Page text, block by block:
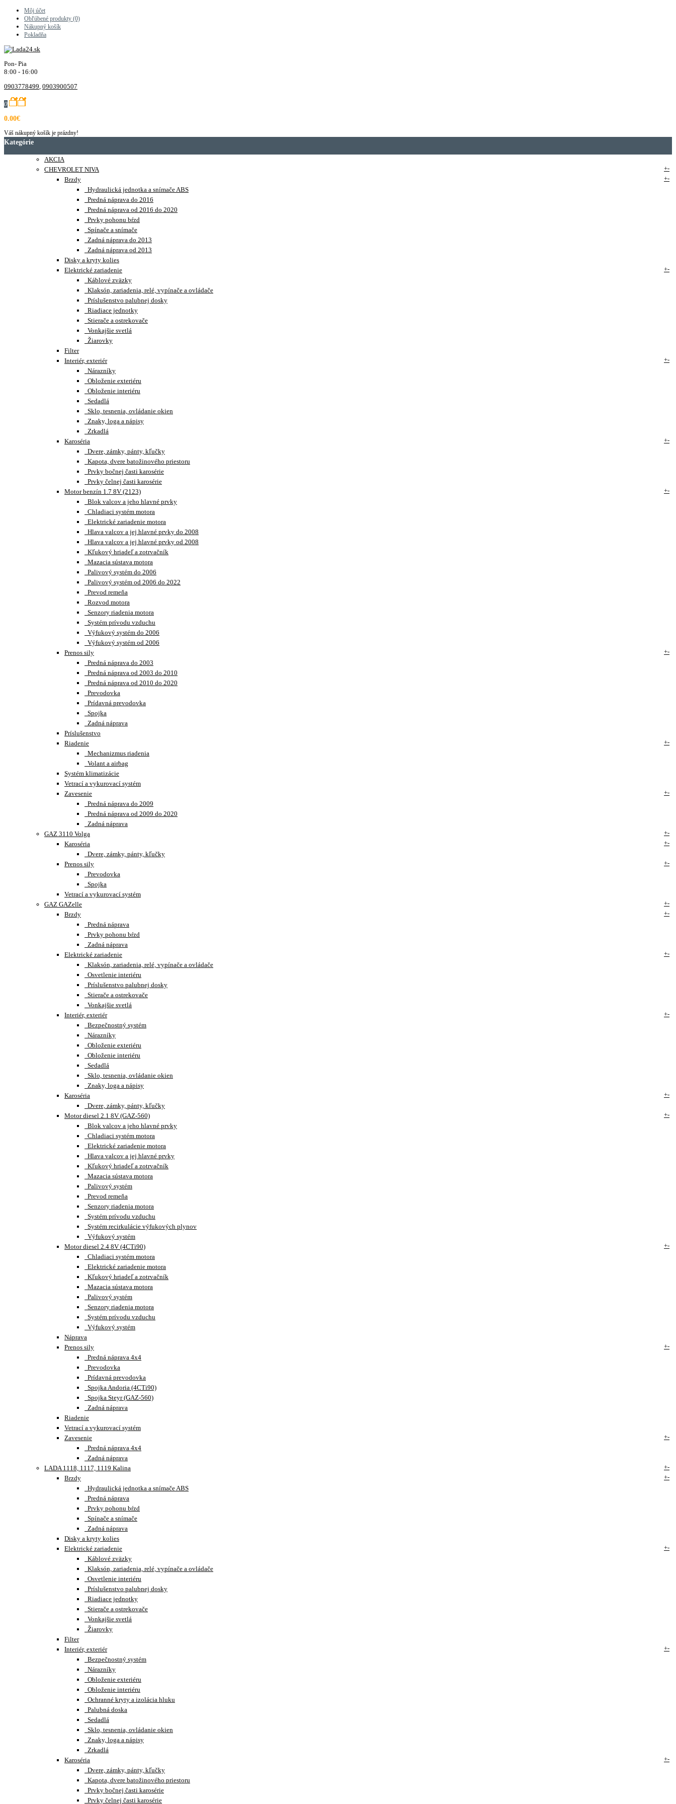
Môj účet
Obľúbené produkty (0)
Nákupný košík
Pokladňa
Pon- Pia
8:00 - 16:00
0903778499, 0903900507
0
0.00€
Váš nákupný košík je prázdny!
Kategórie
AKCIA
CHEVROLET NIVA
+-
Brzdy
+-
Hydraulická jednotka a snímače ABS
Predná náprava do 2016
Predná náprava od 2016 do 2020
Prvky pohonu bŕzd
Spínače a snímače
Zadná náprava do 2013
Zadná náprava od 2013
Disky a kryty kolies
Elektrické zariadenie
+-
Káblové zväzky
Klaksón, zariadenia, relé, vypínače a ovládače
Príslušenstvo palubnej dosky
Riadiace jednotky
Stierače a ostrekovače
Vonkajšie svetlá
Žiarovky
Filter
Interiér, exteriér
+-
Nárazníky
Obloženie exteriéru
Obloženie interiéru
Sedadlá
Sklo, tesnenia, ovládanie okien
Znaky, loga a nápisy
Zrkadlá
Karoséria
+-
Dvere, zámky, pánty, kľučky
Kapota, dvere batožinového priestoru
Prvky bočnej časti karosérie
Prvky čelnej časti karosérie
Motor benzín 1.7 8V (2123)
+-
Blok valcov a jeho hlavné prvky
Chladiaci systém motora
Elektrické zariadenie motora
Hlava valcov a jej hlavné prvky do 2008
Hlava valcov a jej hlavné prvky od 2008
Kľukový hriadeľ a zotrvačník
Mazacia sústava motora
Palivový systém do 2006
Palivový systém od 2006 do 2022
Prevod remeňa
Rozvod motora
Senzory riadenia motora
Systém prívodu vzduchu
Výfukový systém do 2006
Výfukový systém od 2006
Prenos sily
+-
Predná náprava do 2003
Predná náprava od 2003 do 2010
Predná náprava od 2010 do 2020
Prevodovka
Prídavná prevodovka
Spojka
Zadná náprava
Príslušenstvo
Riadenie
+-
Mechanizmus riadenia
Volant a airbag
Systém klimatizácie
Vetrací a vykurovací systém
Zavesenie
+-
Predná náprava do 2009
Predná náprava od 2009 do 2020
Zadná náprava
GAZ 3110 Volga
+-
Karoséria
+-
Dvere, zámky, pánty, kľučky
Prenos sily
+-
Prevodovka
Spojka
Vetrací a vykurovací systém
GAZ GAZelle
+-
Brzdy
+-
Predná náprava
Prvky pohonu bŕzd
Zadná náprava
Elektrické zariadenie
+-
Klaksón, zariadenia, relé, vypínače a ovládače
Osvetlenie interiéru
Príslušenstvo palubnej dosky
Stierače a ostrekovače
Vonkajšie svetlá
Interiér, exteriér
+-
Bezpečnostný systém
Nárazníky
Obloženie exteriéru
Obloženie interiéru
Sedadlá
Sklo, tesnenia, ovládanie okien
Znaky, loga a nápisy
Karoséria
+-
Dvere, zámky, pánty, kľučky
Motor diesel 2.1 8V (GAZ-560)
+-
Blok valcov a jeho hlavné prvky
Chladiaci systém motora
Elektrické zariadenie motora
Hlava valcov a jej hlavné prvky
Kľukový hriadeľ a zotrvačník
Mazacia sústava motora
Palivový systém
Prevod remeňa
Senzory riadenia motora
Systém prívodu vzduchu
Systém recirkulácie výfukových plynov
Výfukový systém
Motor diesel 2.4 8V (4CTi90)
+-
Chladiaci systém motora
Elektrické zariadenie motora
Kľukový hriadeľ a zotrvačník
Mazacia sústava motora
Palivový systém
Senzory riadenia motora
Systém prívodu vzduchu
Výfukový systém
Náprava
Prenos sily
+-
Predná náprava 4x4
Prevodovka
Prídavná prevodovka
Spojka Andoria (4CTi90)
Spojka Steyr (GAZ-560)
Zadná náprava
Riadenie
Vetrací a vykurovací systém
Zavesenie
+-
Predná náprava 4x4
Zadná náprava
LADA 1118, 1117, 1119 Kalina
+-
Brzdy
+-
Hydraulická jednotka a snímače ABS
Predná náprava
Prvky pohonu bŕzd
Spínače a snímače
Zadná náprava
Disky a kryty kolies
Elektrické zariadenie
+-
Káblové zväzky
Klaksón, zariadenia, relé, vypínače a ovládače
Osvetlenie interiéru
Príslušenstvo palubnej dosky
Riadiace jednotky
Stierače a ostrekovače
Vonkajšie svetlá
Žiarovky
Filter
Interiér, exteriér
+-
Bezpečnostný systém
Nárazníky
Obloženie exteriéru
Obloženie interiéru
Ochranné kryty a izolácia hluku
Palubná doska
Sedadlá
Sklo, tesnenia, ovládanie okien
Znaky, loga a nápisy
Zrkadlá
Karoséria
+-
Dvere, zámky, pánty, kľučky
Kapota, dvere batožinového priestoru
Prvky bočnej časti karosérie
Prvky čelnej časti karosérie